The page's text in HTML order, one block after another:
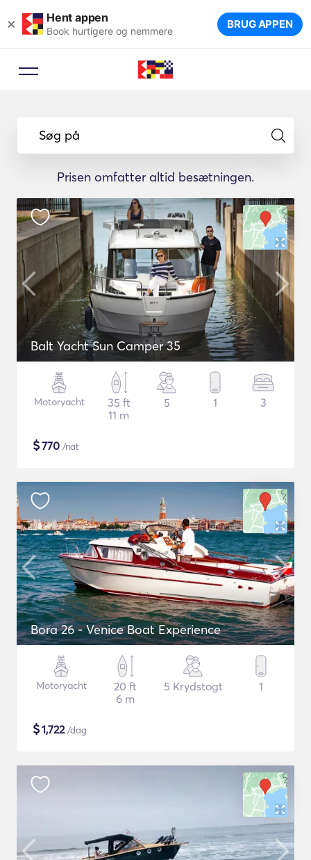
× Hent appen
Book hurtigere og nemmere BRUG APPEN
Søg på
Prisen omfatter altid besætningen.
Balt Yacht Sun Camper 35
Motoryacht
35 ft
11 m
5 1 3
$770 /nat
Bora 26 - Venice Boat Experience
Motoryacht
20 ft
6 m
5 Krydstogt 1
$1,722/dag